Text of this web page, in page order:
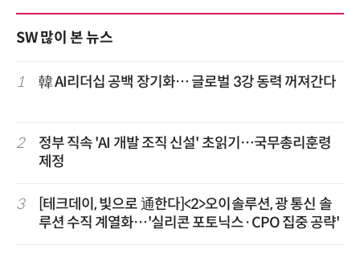
SW 많이 본 뉴스
1 韓 AI리더십 공백 장기화… 글로벌 3강 동력 꺼져간다
2
정부 직속 'AI 개발 조직 신설' 초읽기…국무총리훈령
제정
3
[테크데이, 빛으로 通한다]<2>오이솔루션, 광 통신 솔
루션 수직 계열화…'실리콘 포토닉스·CPO 집중 공략'